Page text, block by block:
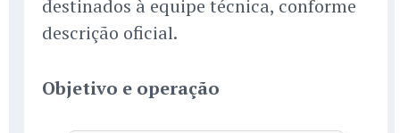
destinados à equipe técnica, conforme
descrição oficial.
Objetivo e operação